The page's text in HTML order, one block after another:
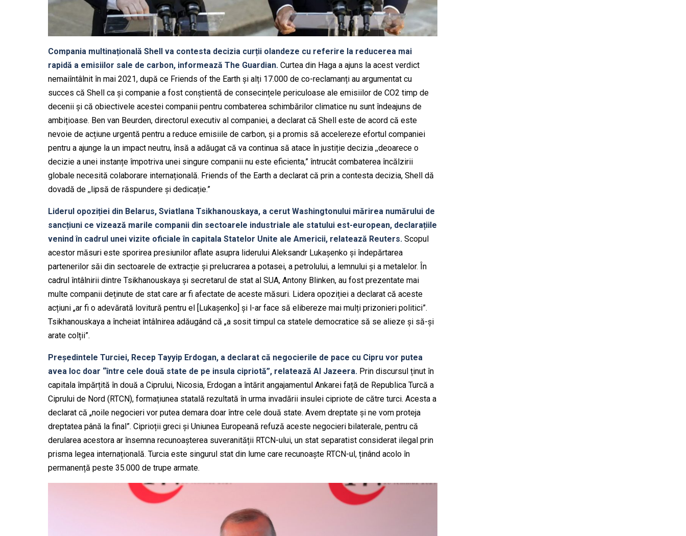
Compania multinațională Shell va contesta decizia curții olandeze cu referire la reducerea mai
rapidă a emisiilor sale de carbon, informează The Guardian. Curtea din Haga a ajuns la acest verdict
nemaiîntâlnit în mai 2021, după ce Friends of the Earth și alți 17.000 de co-reclamanți au argumentat cu
succes că Shell ca și companie a fost conștientă de consecințele periculoase ale emisiilor de CO2 timp de
decenii și că obiectivele acestei companii pentru combaterea schimbărilor climatice nu sunt îndeajuns de
ambițioase. Ben van Beurden, directorul executiv al companiei, a declarat că Shell este de acord că este
nevoie de acțiune urgentă pentru a reduce emisiile de carbon, și a promis să accelereze efortul companiei
pentru a ajunge la un impact neutru, însă a adăugat că va continua să atace în justiție decizia ,,deoarece o
decizie a unei instanțe împotriva unei singure companii nu este eficienta,” întrucât combaterea încălzirii
globale necesită colaborare internațională. Friends of the Earth a declarat că prin a contesta decizia, Shell dă
dovadă de ,,lipsă de răspundere și dedicație.”
Liderul opoziției din Belarus, Sviatlana Tsikhanouskaya, a cerut Washingtonului mărirea numărului de
sancțiuni ce vizează marile companii din sectoarele industriale ale statului est-european, declarațiile
venind în cadrul unei vizite oficiale în capitala Statelor Unite ale Americii, relatează Reuters. Scopul
acestor măsuri este sporirea presiunilor aflate asupra liderului Aleksandr Lukașenko și îndepărtarea
partenerilor săi din sectoarele de extracție și prelucrarea a potasei, a petrolului, a lemnului și a metalelor. În
cadrul întâlnirii dintre Tsikhanouskaya și secretarul de stat al SUA, Antony Blinken, au fost prezentate mai
multe companii deținute de stat care ar fi afectate de aceste măsuri. Lidera opoziției a declarat că aceste
acțiuni „ar fi o adevărată lovitură pentru el [Lukașenko] și l-ar face să elibereze mai mulți prizonieri politici”.
Tsikhanouskaya a încheiat întâlnirea adăugând că „a sosit timpul ca statele democratice să se alieze și să-și
arate colții”.
Președintele Turciei, Recep Tayyip Erdogan, a declarat că negocierile de pace cu Cipru vor putea
avea loc doar “între cele două state de pe insula cipriotă”, relatează Al Jazeera. Prin discursul ținut în
capitala împărțită în două a Ciprului, Nicosia, Erdogan a întărit angajamentul Ankarei față de Republica Turcă a
Ciprului de Nord (RTCN), formațiunea statală rezultată în urma invadării insulei cipriote de către turci. Acesta a
declarat că „noile negocieri vor putea demara doar între cele două state. Avem dreptate și ne vom proteja
dreptatea până la final”. Ciprioții greci și Uniunea Europeană refuză aceste negocieri bilaterale, pentru că
derularea acestora ar însemna recunoașterea suveranității RTCN-ului, un stat separatist considerat ilegal prin
prisma legea internațională. Turcia este singurul stat din lume care recunoaște RTCN-ul, ținând acolo în
permanență peste 35.000 de trupe armate.